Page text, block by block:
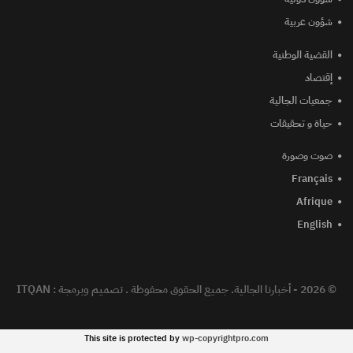
شؤون عربية
القضية الوطنية
إقتصاد
جمعيات الجالية
حياة و تحقيقات
صوت وصورة
Français
Afrique
English
© 2026 - أخبارنا الجالية. جميع الحقوق محفوظة . تصميم وبرمجة : ITQAN
This site is protected bywp-copyrightpro.com